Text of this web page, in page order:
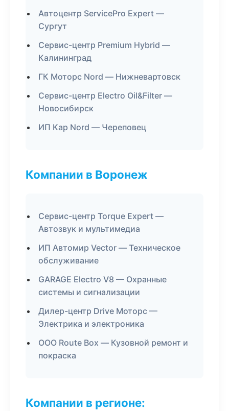
Автоцентр ServicePro Expert —
Сургут
Сервис-центр Premium Hybrid —
Калининград
ГК Моторс Nord — Нижневартовск
Сервис-центр Electro Oil&Filter —
Новосибирск
ИП Кар Nord — Череповец
Компании в Воронеж
Сервис-центр Torque Expert —
Автозвук и мультимедиа
ИП Автомир Vector — Техническое
обслуживание
GARAGE Electro V8 — Охранные
системы и сигнализации
Дилер-центр Drive Моторс —
Электрика и электроника
ООО Route Box — Кузовной ремонт и
покраска
Компании в регионе: